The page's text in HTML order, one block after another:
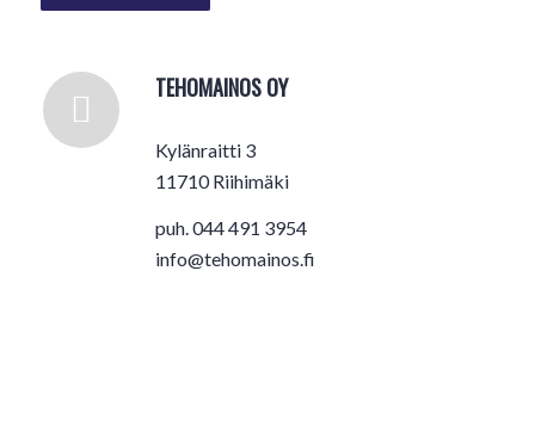
TEHOMAINOS OY
Kylänraitti 3
11710 Riihimäki
puh. 044 491 3954
info@tehomainos.fi